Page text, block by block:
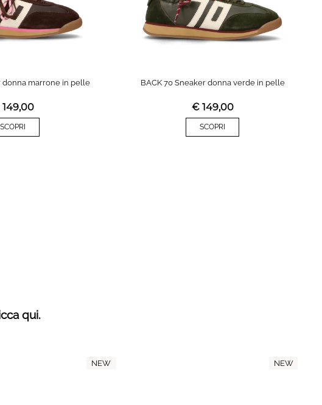
donna marrone in pelle
149,00
SCOPRI
BACK 70 Sneaker donna verde in pelle
€ 149,00
SCOPRI
qui.
NEW NEW